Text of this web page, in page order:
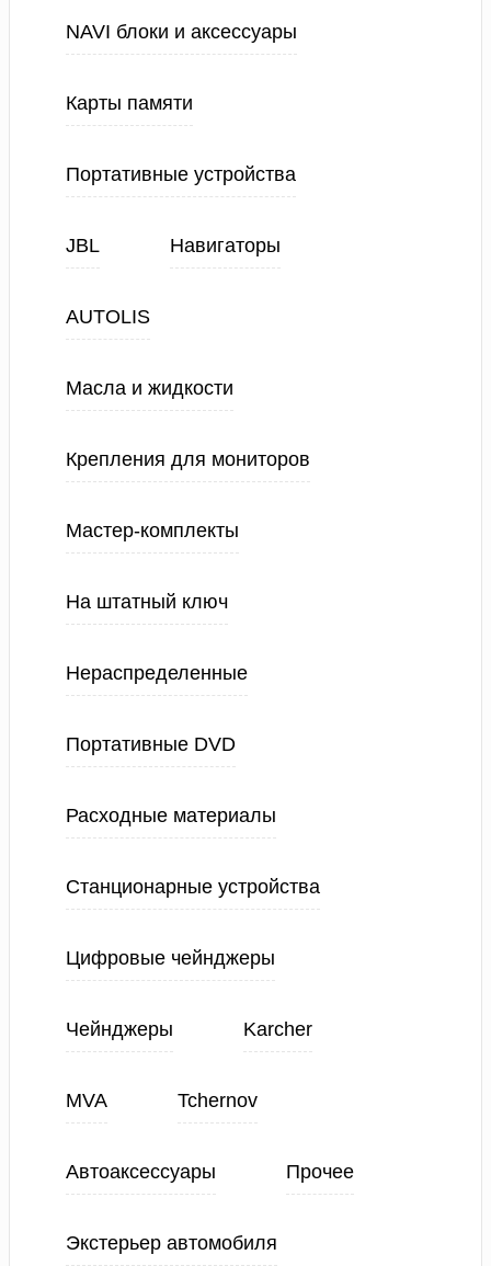
NAVI блоки и аксессуары
Карты памяти
Портативные устройства
JBL Навигаторы
AUTOLIS
Масла и жидкости
Крепления для мониторов
Мастер-комплекты
На штатный ключ
Нераспределенные
Портативные DVD
Расходные материалы
Станционарные устройства
Цифровые чейнджеры
Чейнджеры Karcher
MVA Tchernov
Автоаксессуары Прочее
Экстерьер автомобиля